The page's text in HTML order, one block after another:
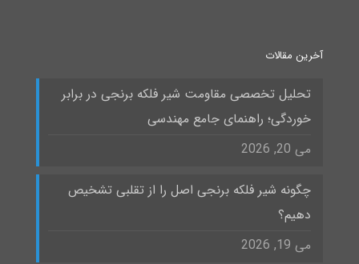
آخرین مقالات
تحلیل تخصصی مقاومت شیر فلکه برنجی در برابر
خوردگی؛ راهنمای جامع مهندسی
می 20, 2026
چگونه شیر فلکه برنجی اصل را از تقلبی تشخیص
دهیم؟
می 19, 2026